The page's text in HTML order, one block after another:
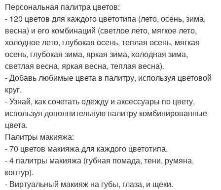
Персональная палитра цветов:
- 120 цветов для каждого цветотипа (лето, осень, зима,
весна) и его комбинаций (светлое лето, мягкое лето,
холодное лето, глубокая осень, теплая осень, мягкая
осень, глубокая зима, яркая зима, холодная зима,
светлая весна, яркая весна, теплая весна).
- Добавь любимые цвета в палитру, используя цветовой
круг.
- Узнай, как сочетать одежду и аксессуары по цвету,
используя дополнительную палитру комбинированные
цвета.
Палитры макияжа:
- 70 цветов макияжа для каждого цветотипа.
- 4 палитры макияжа (губная помада, тени, румяна,
контур).
- Виртуальный макияж на губы, глаза, и щеки.